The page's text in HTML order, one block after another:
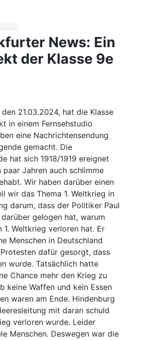
News: Ein
der Klasse 9e
21.03.2024, hat die Klasse
in einem Fernsehstudio
eine Nachrichtensendung
gemacht. Die
hat sich 1918/1919 ereignet
paar Jahren auch schlimme
Wir haben darüber einen
wir das Thema 1. Weltkrieg in
darum, dass der Politiker Paul
gelogen hat, warum
1. Weltkrieg verloren hat. Er
Menschen in Deutschland
dafür gesorgt, dass
wurde. Tatsächlich hatte
Chance mehr den Krieg zu
keine Waffen und kein Essen
waren am Ende. Hindenburg
mit daran schuld
verloren wurde. Leider
Menschen. Deswegen war die